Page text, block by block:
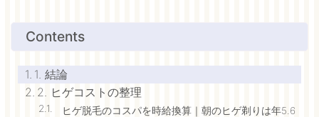
Contents
1. 結論
2. ヒゲコストの整理
ヒゲ脱毛のコスパを時給換算｜朝のヒゲ剃りは年5.6